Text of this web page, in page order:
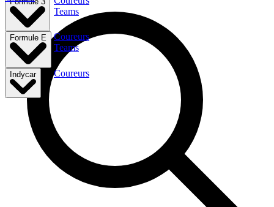
Teams
Formule E
Coureurs
Teams
Indycar Coureurs